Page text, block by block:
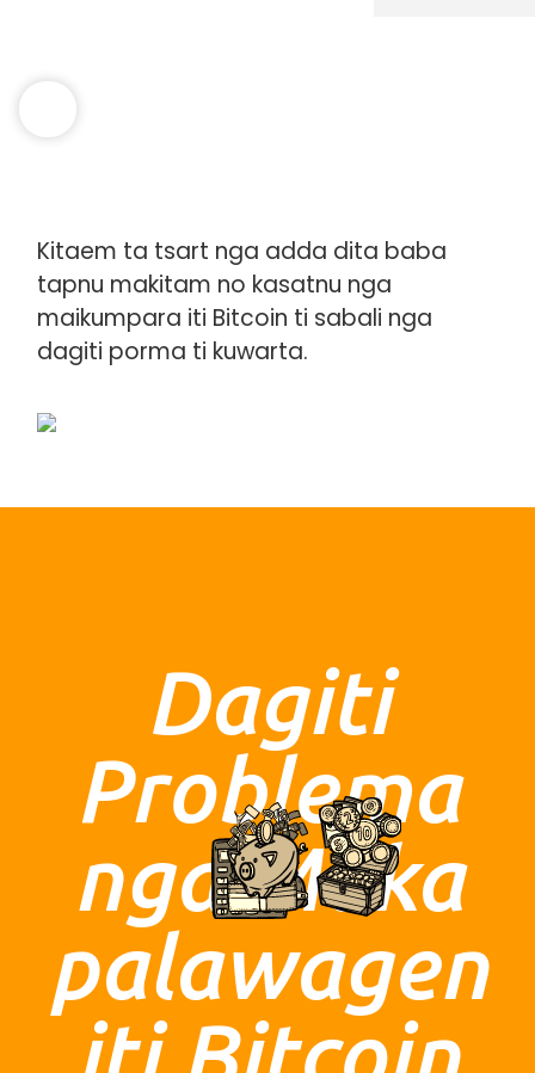
Kitaem ta tsart nga adda dita baba
tapnu makitam no kasatnu nga
maikumpara iti Bitcoin ti sabali nga
dagiti porma ti kuwarta.
Dagiti
Problema
nga Maka
palawagen